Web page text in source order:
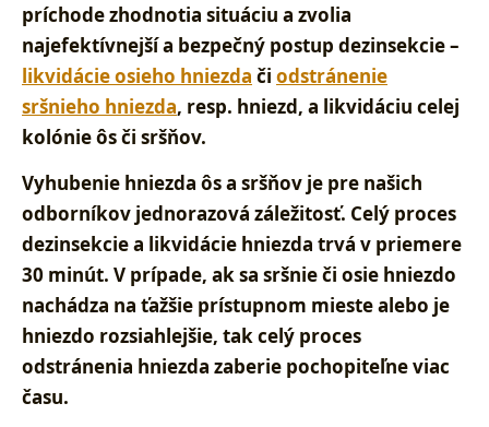
príchode zhodnotia situáciu a zvolia
najefektívnejší a bezpečný postup dezinsekcie –
likvidácie osieho hniezda či odstránenie
sršnieho hniezda, resp. hniezd, a likvidáciu celej
kolónie ôs či sršňov.
Vyhubenie hniezda ôs a sršňov je pre našich
odborníkov jednorazová záležitosť. Celý proces
dezinsekcie a likvidácie hniezda trvá v priemere
30 minút. V prípade, ak sa sršnie či osie hniezdo
nachádza na ťažšie prístupnom mieste alebo je
hniezdo rozsiahlejšie, tak celý proces
odstránenia hniezda zaberie pochopiteľne viac
času.